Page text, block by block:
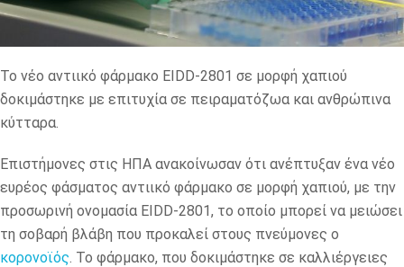
Το νέο αντιικό φάρμακο EIDD-2801 σε μορφή χαπιού
δοκιμάστηκε με επιτυχία σε πειραματόζωα και ανθρώπινα
κύτταρα.
Επιστήμονες στις ΗΠΑ ανακοίνωσαν ότι ανέπτυξαν ένα νέο
ευρέος φάσματος αντιικό φάρμακο σε μορφή χαπιού, με την
προσωρινή ονομασία EIDD-2801, το οποίο μπορεί να μειώσει
τη σοβαρή βλάβη που προκαλεί στους πνεύμονες ο
κορονοϊός . Το φάρμακο, που δοκιμάστηκε σε καλλιέργειες